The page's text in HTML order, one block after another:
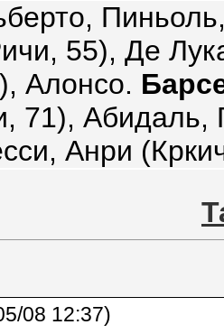
55), Де
Алонсо.
71), Абидаль,
Анри
08 12:37)